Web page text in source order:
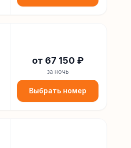
от 67 150 ₽
за ночь
Выбрать номер